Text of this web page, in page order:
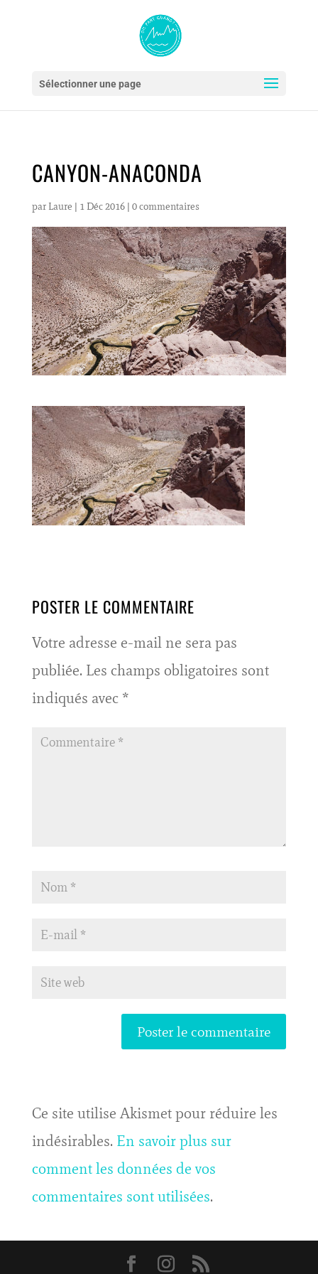
Sélectionner une page
CANYON-ANACONDA
par Laure | 1 Déc 2016| 0 commentaires
POSTER LE COMMENTAIRE
Votre adresse e-mail ne sera pas
publiée. Les champs obligatoires sont
indiqués avec *
Ce site utilise Akismet pour réduire les
indésirables. En savoir plus sur
comment les données de vos
commentaires sont utilisées.